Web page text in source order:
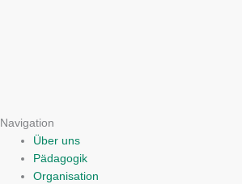
Navigation
Über uns
Pädagogik
Organisation